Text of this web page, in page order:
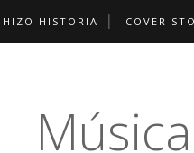
HIZO HISTORIA COVER